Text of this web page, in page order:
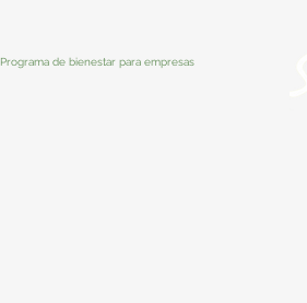
Programa de bienestar para empresas